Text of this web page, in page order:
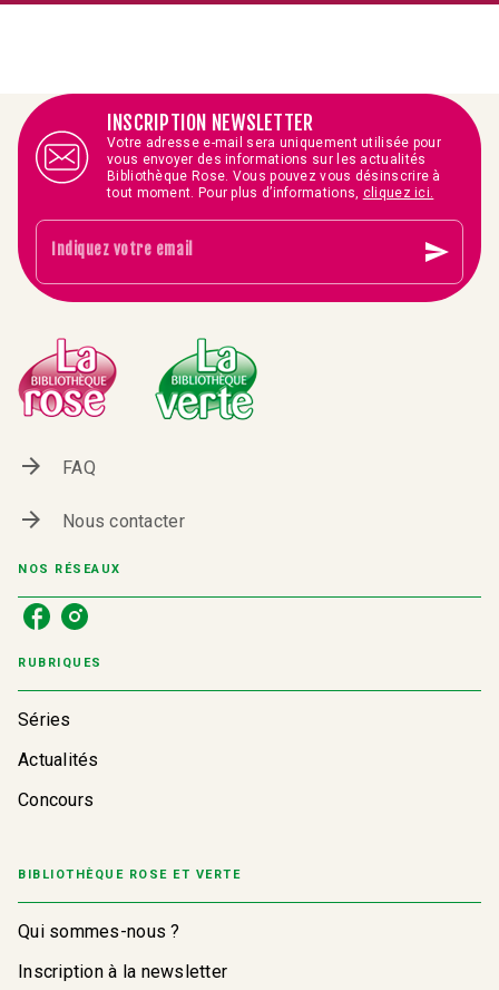
INSCRIPTION NEWSLETTER
Votre adresse e-mail sera uniquement utilisée pour
vous envoyer des informations sur les actualités
Bibliothèque Rose. Vous pouvez vous désinscrire à
tout moment. Pour plus d’informations, cliquez ici.
Indiquez votre email send
arrow_forward FAQ
arrow_forward Nous contacter
NOS RÉSEAUX
RUBRIQUES
Séries
Actualités
Concours
BIBLIOTHÈQUE ROSE ET VERTE
Qui sommes-nous ?
Inscription à la newsletter